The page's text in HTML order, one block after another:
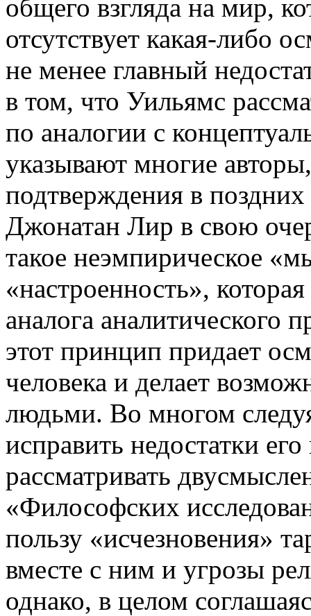
общего взгляда на мир,
отсутствует какая-либо
не менее главный
в том, что Уильямс
по аналогии с
указывают многие
подтверждения в
Джонатан Лир в свою
такое неэмпирическое
«настроенность»,
аналога аналитического
этот принцип придает
человека и делает
людьми. Во многом
исправить недостатки
рассматривать
«Философских
пользу «исчезновения»
вместе с ним и угрозы
однако, в целом